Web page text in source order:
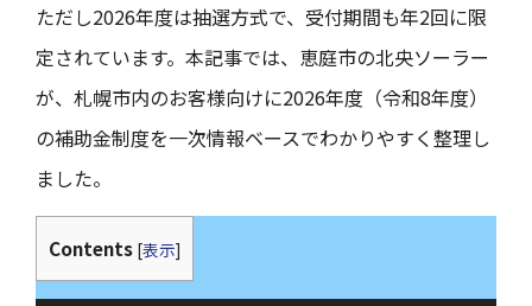
ただし2026年度は抽選方式で、受付期間も年2回に限
定されています。本記事では、恵庭市の北央ソーラー
が、札幌市内のお客様向けに2026年度（令和8年度）
の補助金制度を一次情報ベースでわかりやすく整理し
ました。
Contents [表示]